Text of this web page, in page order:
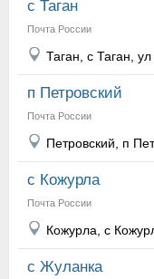
с Таган
Почта России
Таган, с Таган,
п Петровский
Почта России
Петровский, п
с Кожурла
Почта России
Кожурла, с
с Жуланка